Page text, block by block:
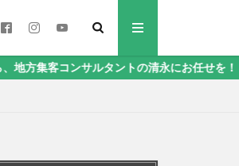
ルタントの清永にお任せを！